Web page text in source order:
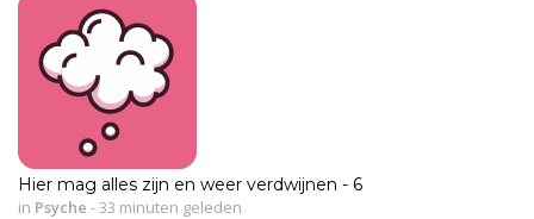
Hier mag alles zijn en weer verdwijnen - 6
in Psyche - 33 minuten geleden